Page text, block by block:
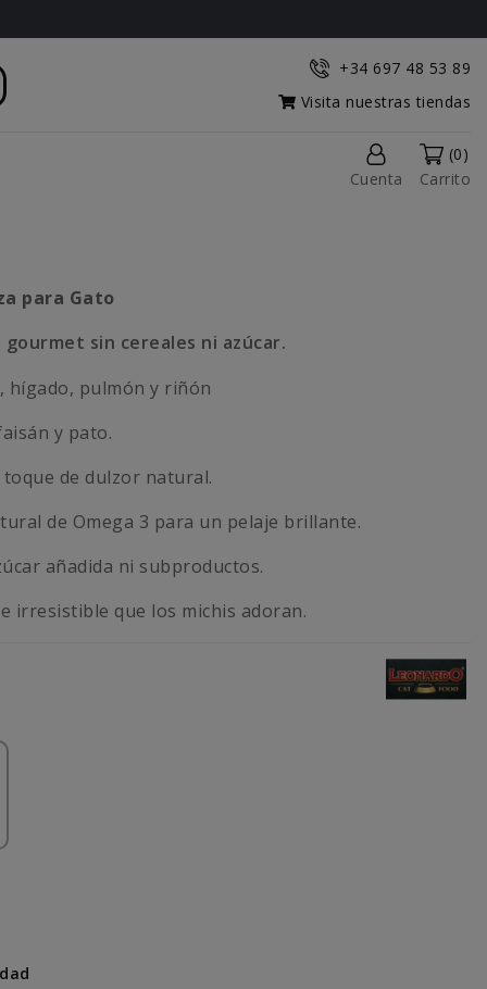
+34 697 48 53 89
Visita nuestras tiendas
Cuenta
(0)
Carrito
para Gato
sin cereales ni azúcar.
hígado, pulmón y riñón
y pato.
de dulzor natural.
de Omega 3 para un pelaje brillante.
añadida ni subproductos.
irresistible que los michis adoran.